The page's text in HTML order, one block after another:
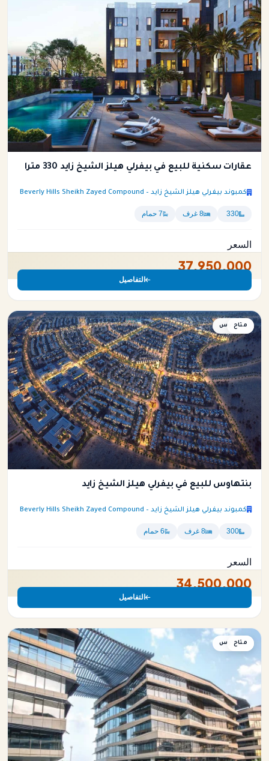
عقارات سكنية للبيع في بيفرلي هيلز الشيخ زايد 330 متراً
كمبوند بيفرلي هيلز الشيخ زايد – Beverly Hills Sheikh Zayed Compound
330 8 غرف 7 حمام
السعر
37,950,000
التفاصيل
بنتهاوس
متاح
بنتهاوس للبيع في بيفرلي هيلز الشيخ زايد
كمبوند بيفرلي هيلز الشيخ زايد – Beverly Hills Sheikh Zayed Compound
300 8 غرف 6 حمام
السعر
34,500,000
التفاصيل
بنتهاوس
متاح